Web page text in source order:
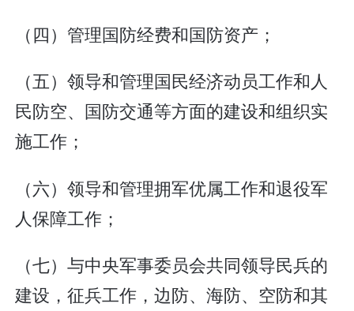
（四）管理国防经费和国防资产；
（五）领导和管理国民经济动员工作和人
民防空、国防交通等方面的建设和组织实
施工作；
（六）领导和管理拥军优属工作和退役军
人保障工作；
（七）与中央军事委员会共同领导民兵的
建设，征兵工作，边防、海防、空防和其